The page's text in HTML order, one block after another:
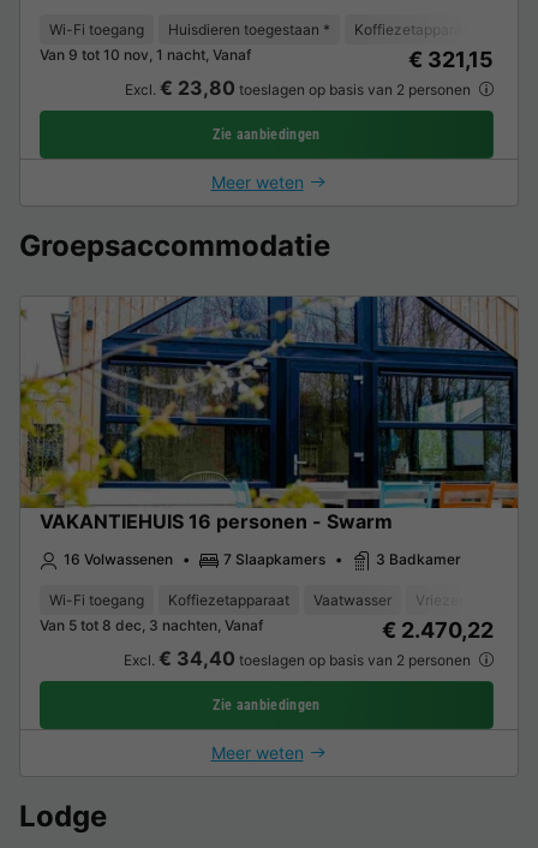
Wi-Fi toegang Huisdieren toegestaan * Koffiezetapparaat
Van 9 tot 10 nov, 1 nacht, Vanaf
€ 321,15
Excl. € 23,80 toeslagen op basis van 2 personen
Zie aanbiedingen
Meer weten
Groepsaccommodatie
VAKANTIEHUIS 16 personen - Swarm
16 Volwassenen 7 Slaapkamers 3 Badkamer
Wi-Fi toegang Koffiezetapparaat Vaatwasser Vriezer
Van 5 tot 8 dec, 3 nachten, Vanaf
€ 2.470,22
Excl. € 34,40 toeslagen op basis van 2 personen
Zie aanbiedingen
Meer weten
Lodge